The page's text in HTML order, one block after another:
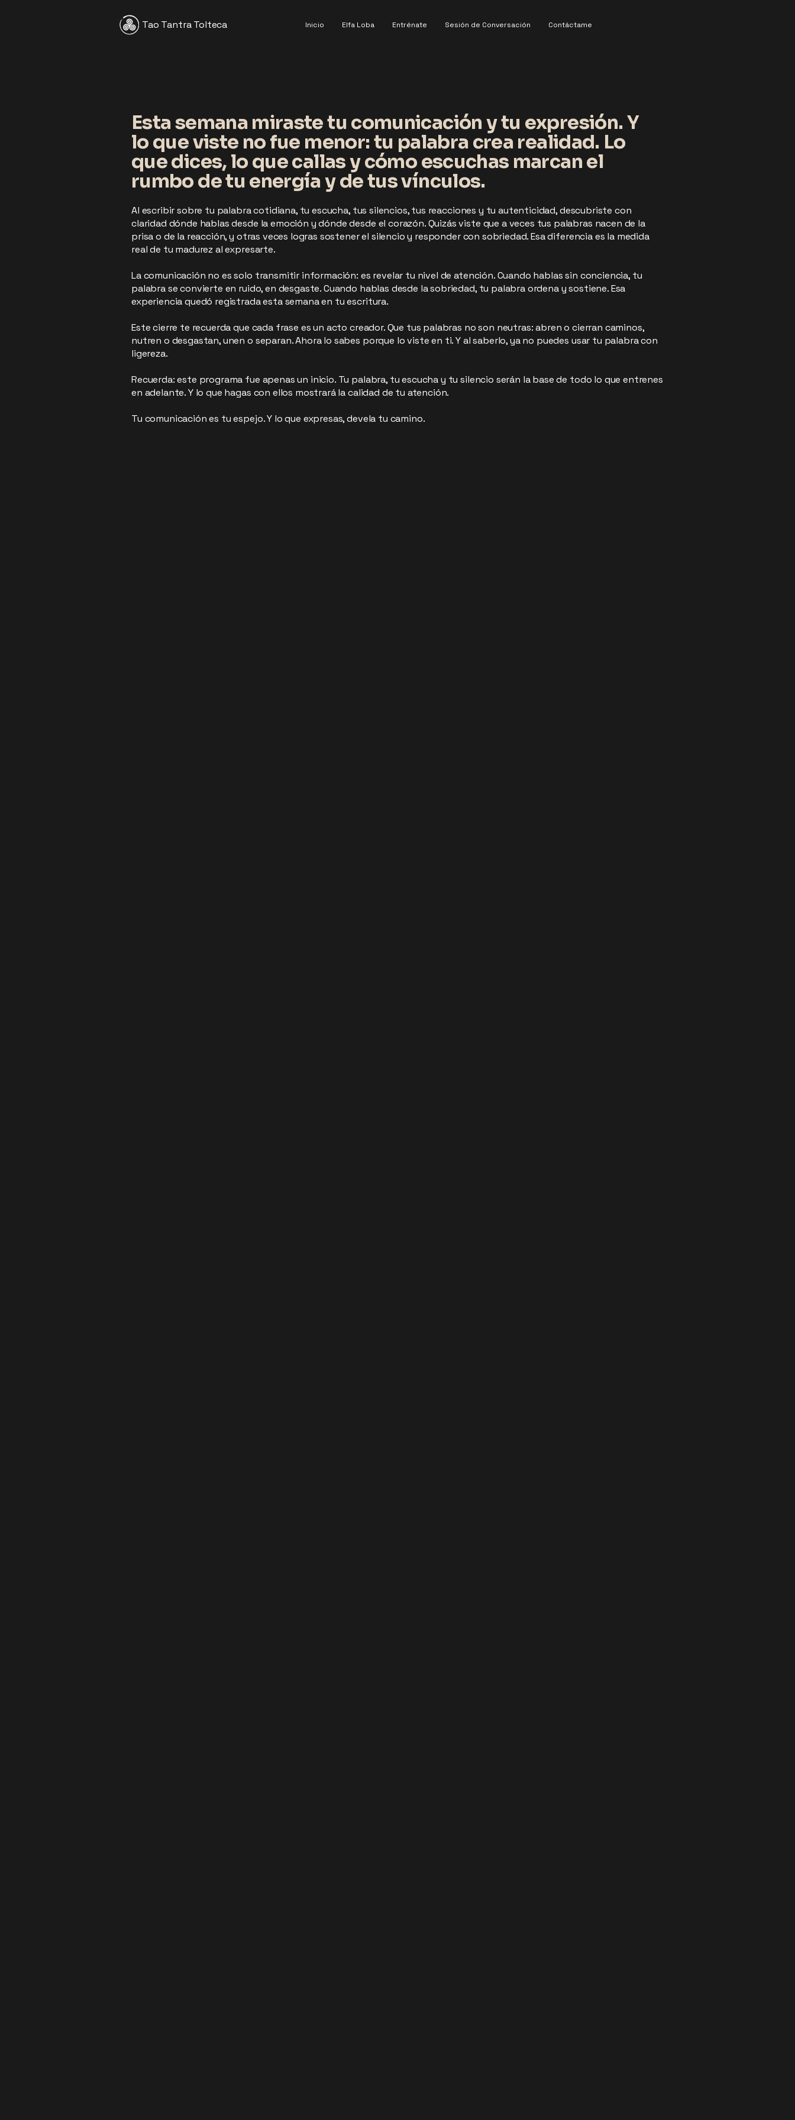
Tao Tantra Tolteca Inicio Elfa Loba Entrénate Sesión de Conversación Contáctame
Esta semana miraste tu comunicación y tu expresión. Y
lo que viste no fue menor: tu palabra crea realidad. Lo
que dices, lo que callas y cómo escuchas marcan el
rumbo de tu energía y de tus vínculos.
Al escribir sobre tu palabra cotidiana, tu escucha, tus silencios, tus reacciones y tu autenticidad, descubriste con
claridad dónde hablas desde la emoción y dónde desde el corazón. Quizás viste que a veces tus palabras nacen de la
prisa o de la reacción, y otras veces logras sostener el silencio y responder con sobriedad. Esa diferencia es la medida
real de tu madurez al expresarte.
La comunicación no es solo transmitir información: es revelar tu nivel de atención. Cuando hablas sin conciencia, tu
palabra se convierte en ruido, en desgaste. Cuando hablas desde la sobriedad, tu palabra ordena y sostiene. Esa
experiencia quedó registrada esta semana en tu escritura.
Este cierre te recuerda que cada frase es un acto creador. Que tus palabras no son neutras: abren o cierran caminos,
nutren o desgastan, unen o separan. Ahora lo sabes porque lo viste en ti. Y al saberlo, ya no puedes usar tu palabra con
ligereza.
Recuerda: este programa fue apenas un inicio. Tu palabra, tu escucha y tu silencio serán la base de todo lo que entrenes
en adelante. Y lo que hagas con ellos mostrará la calidad de tu atención.
Tu comunicación es tu espejo. Y lo que expresas, devela tu camino.